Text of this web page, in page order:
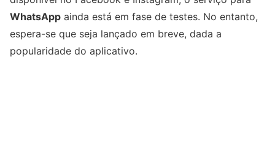
WhatsApp ainda está em fase de testes. No entanto,
espera-se que seja lançado em breve, dada a
popularidade do aplicativo.